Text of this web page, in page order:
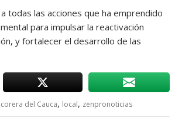
todas las acciones que ha emprendido
para impulsar la reactivación
y fortalecer el desarrollo de las
del Cauca, local, zenpronoticias